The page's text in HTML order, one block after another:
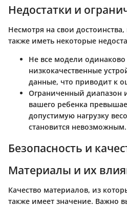
Недостатки и
Несмотря на свои
также иметь некоторые
Не все модели
низкокачественные
данные, что приводит к
Ограниченный диапазон
вашего ребенка
допустимую нагрузку
становится невозможным.
Безопасность и
Материалы и их
Качество материалов, из
также имеет значение. Важно